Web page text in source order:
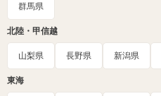
群馬県
北陸・甲信越
山梨県 長野県 新潟県
東海